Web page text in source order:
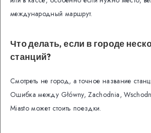
международный маршрут.
Что делать, если в городе
станций?
Смотреть не город, а точное название
Ошибка между Główny, Zachodnia,
Miasto может стоить поездки.